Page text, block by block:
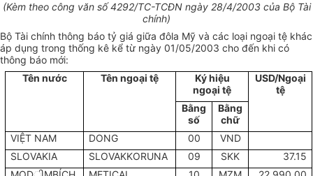
(Kèm theo công văn số 4292/TC-TCĐN ngày 28/4/2003 của Bộ Tài
chính)
Bộ Tài chính thông báo tỷ giá giữa đôla Mỹ và các loại ngoại tệ khác
áp dụng trong thống kê kể từ ngày 01/05/2003 cho đến khi có
thông báo mới:
Tên nước
Tên ngoại tệ
Ký hiệu
ngoại tệ
USD/Ngoại
tệ
Bằng
số
Bằng
chữ
VIỆT NAM
DONG 00
VND
SLOVAKIA
SLOVAKKORUNA 09 SKK
37.15